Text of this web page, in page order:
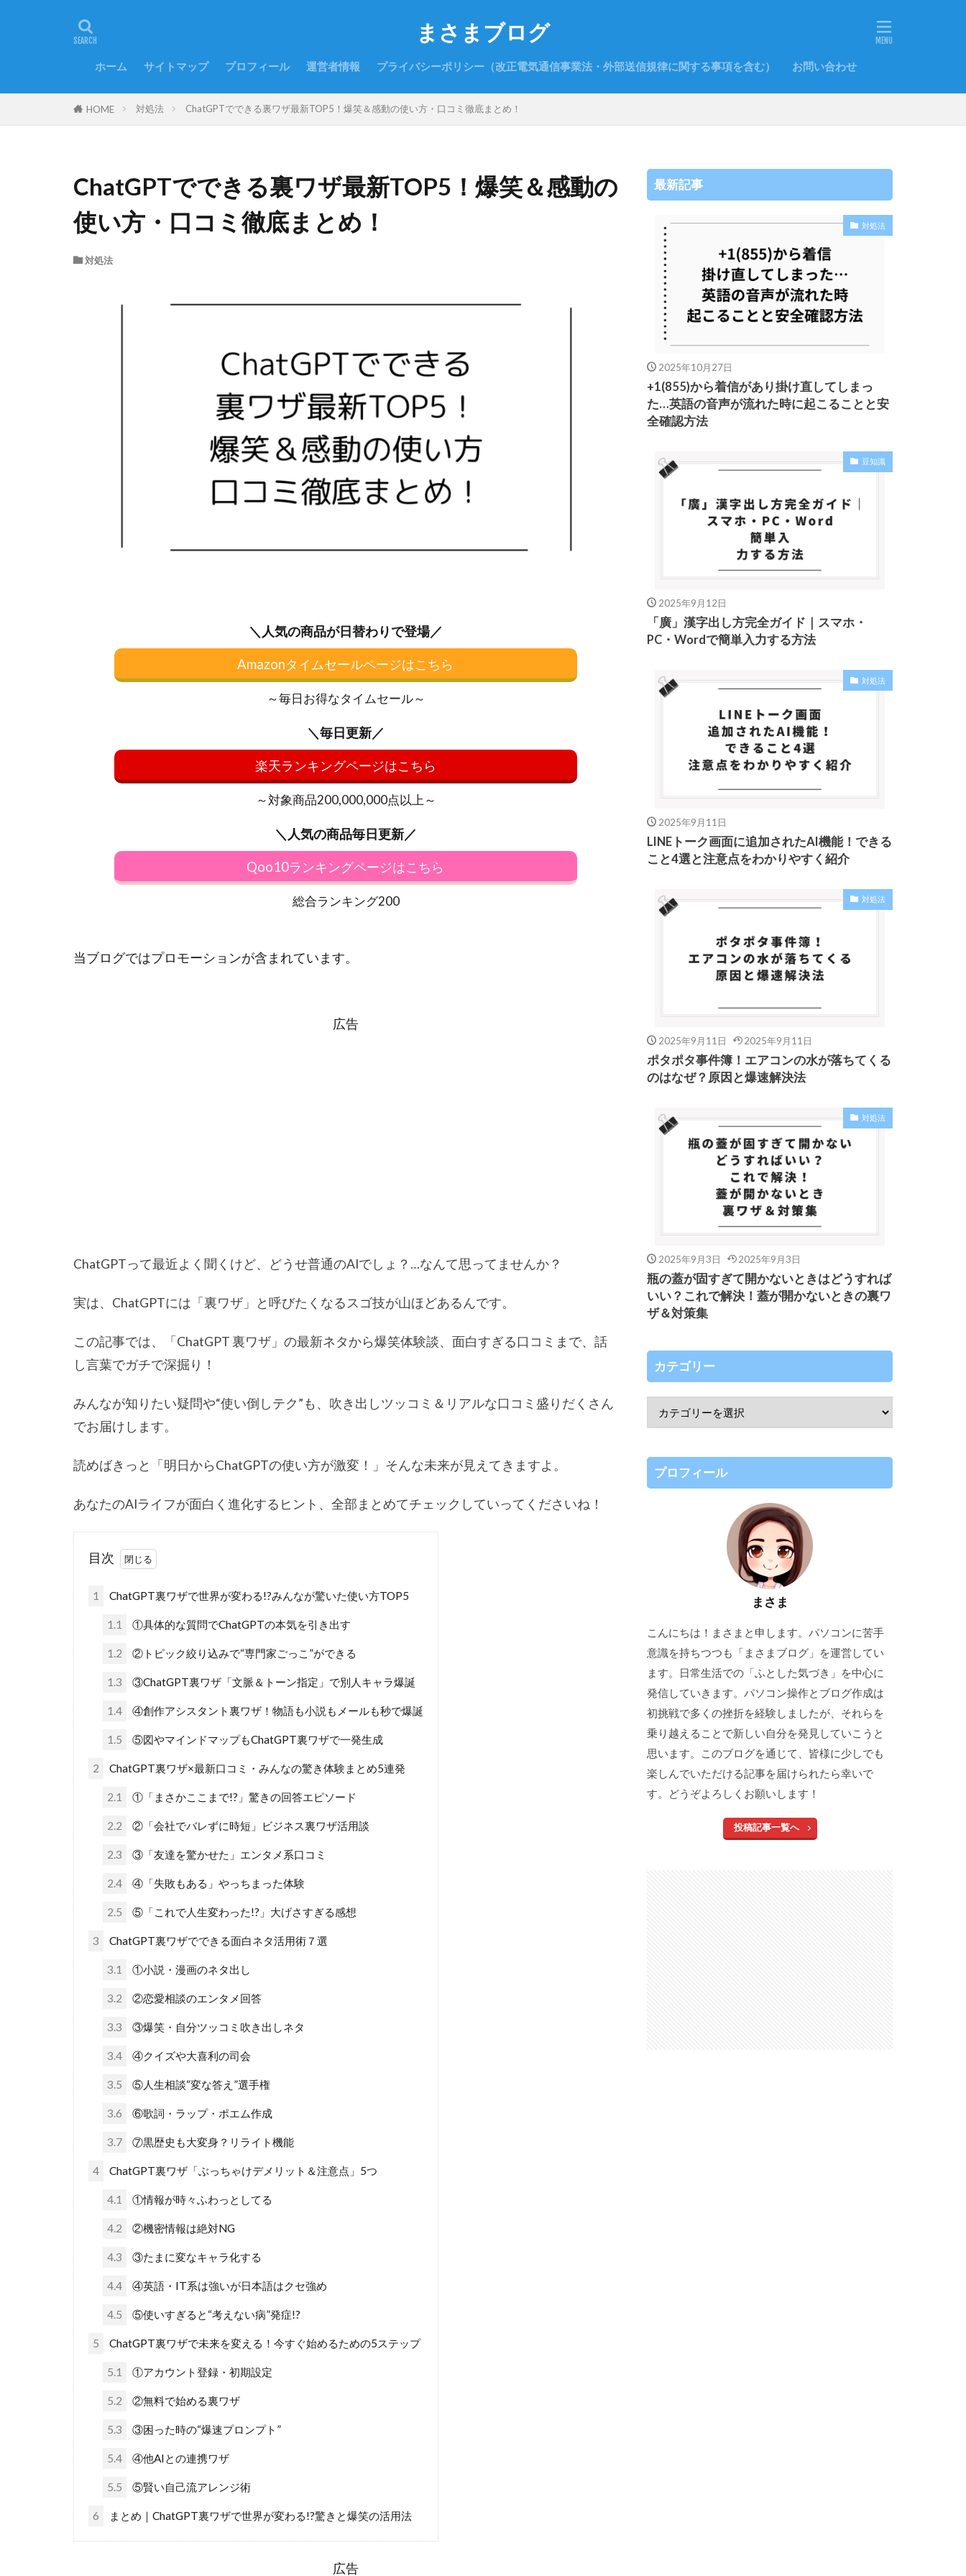
まさまブログ
ホーム サイトマップ プロフィール 運営者情報 プライバシーポリシー（改正電気通信事業法・外部送信規律に関する事項を含む） お問い合わせ
HOME 対処法 ChatGPTでできる裏ワザ最新TOP5！爆笑＆感動の使い方・口コミ徹底まとめ！
ChatGPTでできる裏ワザ最新TOP5！爆笑＆感動の
使い方・口コミ徹底まとめ！
対処法
＼人気の商品が日替わりで登場／
Amazonタイムセールページはこちら
～毎日お得なタイムセール～
＼毎日更新／
楽天ランキングページはこちら
～対象商品200,000,000点以上～
＼人気の商品毎日更新／
Qoo10ランキングページはこちら
総合ランキング200
当ブログではプロモーションが含まれています。
広告
ChatGPTって最近よく聞くけど、どうせ普通のAIでしょ？…なんて思ってませんか？
実は、ChatGPTには「裏ワザ」と呼びたくなるスゴ技が山ほどあるんです。
この記事では、「ChatGPT 裏ワザ」の最新ネタから爆笑体験談、面白すぎる口コミまで、話
し言葉でガチで深掘り！
みんなが知りたい疑問や“使い倒しテク”も、吹き出しツッコミ＆リアルな口コミ盛りだくさん
でお届けします。
読めばきっと「明日からChatGPTの使い方が激変！」そんな未来が見えてきますよ。
あなたのAIライフが面白く進化するヒント、全部まとめてチェックしていってくださいね！
目次
1 ChatGPT裏ワザで世界が変わる!?みんなが驚いた使い方TOP5
1.1 ①具体的な質問でChatGPTの本気を引き出す
1.2 ②トピック絞り込みで“専門家ごっこ”ができる
1.3 ③ChatGPT裏ワザ「文脈＆トーン指定」で別人キャラ爆誕
1.4 ④創作アシスタント裏ワザ！物語も小説もメールも秒で爆誕
1.5 ⑤図やマインドマップもChatGPT裏ワザで一発生成
2 ChatGPT裏ワザ×最新口コミ・みんなの驚き体験まとめ5連発
2.1 ①「まさかここまで!?」驚きの回答エピソード
2.2 ②「会社でバレずに時短」ビジネス裏ワザ活用談
2.3 ③「友達を驚かせた」エンタメ系口コミ
2.4 ④「失敗もある」やっちまった体験
2.5 ⑤「これで人生変わった!?」大げさすぎる感想
3 ChatGPT裏ワザでできる面白ネタ活用術７選
3.1 ①小説・漫画のネタ出し
3.2 ②恋愛相談のエンタメ回答
3.3 ③爆笑・自分ツッコミ吹き出しネタ
3.4 ④クイズや大喜利の司会
3.5 ⑤人生相談“変な答え”選手権
3.6 ⑥歌詞・ラップ・ポエム作成
3.7 ⑦黒歴史も大変身？リライト機能
4 ChatGPT裏ワザ「ぶっちゃけデメリット＆注意点」5つ
4.1 ①情報が時々ふわっとしてる
4.2 ②機密情報は絶対NG
4.3 ③たまに変なキャラ化する
4.4 ④英語・IT系は強いが日本語はクセ強め
4.5 ⑤使いすぎると“考えない病”発症!?
5 ChatGPT裏ワザで未来を変える！今すぐ始めるための5ステップ
5.1 ①アカウント登録・初期設定
5.2 ②無料で始める裏ワザ
5.3 ③困った時の“爆速プロンプト”
5.4 ④他AIとの連携ワザ
5.5 ⑤賢い自己流アレンジ術
6 まとめ｜ChatGPT裏ワザで世界が変わる!?驚きと爆笑の活用法
広告
最新記事
対処法
2025年10月27日
+1(855)から着信があり掛け直してしまっ
た…英語の音声が流れた時に起こることと安
全確認方法
豆知識
2025年9月12日
「廣」漢字出し方完全ガイド｜スマホ・
PC・Wordで簡単入力する方法
対処法
2025年9月11日
LINEトーク画面に追加されたAI機能！できる
こと4選と注意点をわかりやすく紹介
対処法
2025年9月11日 2025年9月11日
ポタポタ事件簿！エアコンの水が落ちてくる
のはなぜ？原因と爆速解決法
対処法
2025年9月3日 2025年9月3日
瓶の蓋が固すぎて開かないときはどうすれば
いい？これで解決！蓋が開かないときの裏ワ
ザ＆対策集
カテゴリー
プロフィール
まさま
こんにちは！まさまと申します。パソコンに苦手
意識を持ちつつも「まさまブログ」を運営してい
ます。日常生活での「ふとした気づき」を中心に
発信していきます。パソコン操作とブログ作成は
初挑戦で多くの挫折を経験しましたが、それらを
乗り越えることで新しい自分を発見していこうと
思います。このブログを通じて、皆様に少しでも
楽しんでいただける記事を届けられたら幸いで
す。どうぞよろしくお願いします！
投稿記事一覧へ